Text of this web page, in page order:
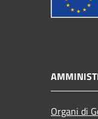
Organi di